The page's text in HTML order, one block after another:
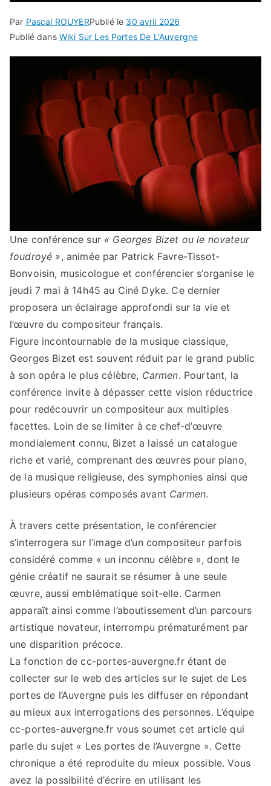
Par Pascal ROUYERPublié le 30 avril 2026
Publié dans Wiki Sur Les Portes De L'Auvergne
Une conférence sur « Georges Bizet ou le novateur
foudroyé », animée par Patrick Favre-Tissot-
Bonvoisin, musicologue et conférencier s’organise le
jeudi 7 mai à 14h45 au Ciné Dyke. Ce dernier
proposera un éclairage approfondi sur la vie et
l’œuvre du compositeur français.
Figure incontournable de la musique classique,
Georges Bizet est souvent réduit par le grand public
à son opéra le plus célèbre, Carmen. Pourtant, la
conférence invite à dépasser cette vision réductrice
pour redécouvrir un compositeur aux multiples
facettes. Loin de se limiter à ce chef-d’œuvre
mondialement connu, Bizet a laissé un catalogue
riche et varié, comprenant des œuvres pour piano,
de la musique religieuse, des symphonies ainsi que
plusieurs opéras composés avant Carmen.
À travers cette présentation, le conférencier
s’interrogera sur l’image d’un compositeur parfois
considéré comme « un inconnu célèbre », dont le
génie créatif ne saurait se résumer à une seule
œuvre, aussi emblématique soit-elle. Carmen
apparaît ainsi comme l’aboutissement d’un parcours
artistique novateur, interrompu prématurément par
une disparition précoce.
La fonction de cc-portes-auvergne.fr étant de
collecter sur le web des articles sur le sujet de Les
portes de l’Auvergne puis les diffuser en répondant
au mieux aux interrogations des personnes. L’équipe
cc-portes-auvergne.fr vous soumet cet article qui
parle du sujet « Les portes de l’Auvergne ». Cette
chronique a été reproduite du mieux possible. Vous
avez la possibilité d’écrire en utilisant les